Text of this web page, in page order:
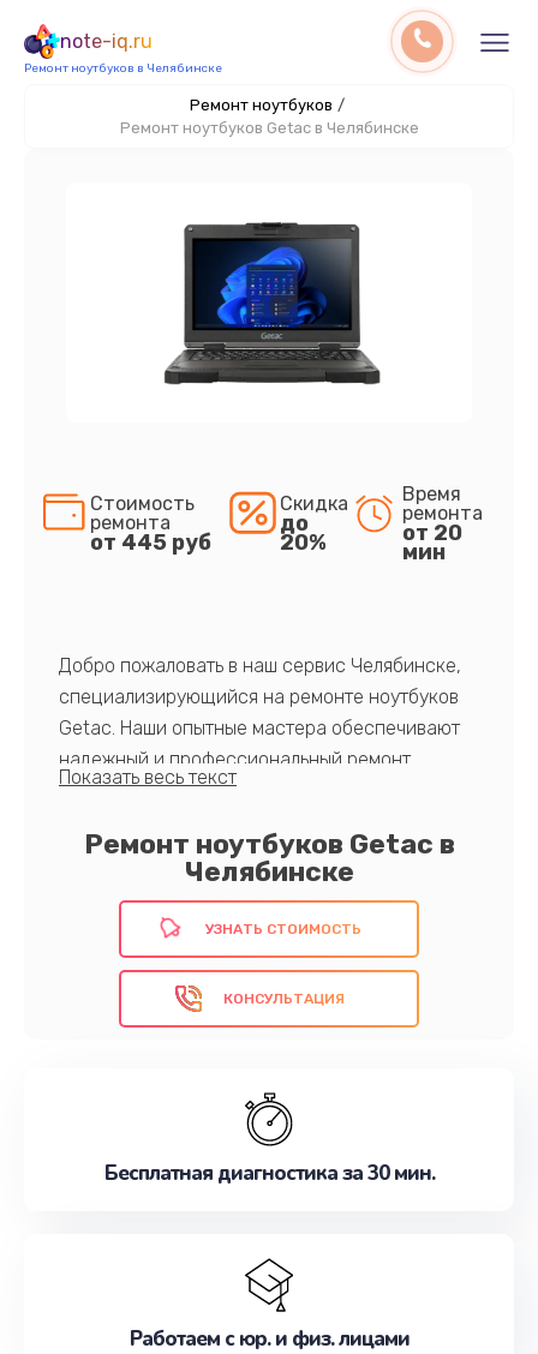
note-iq.ru
Ремонт ноутбуков в Челябинске
Ремонт ноутбуков /
Ремонт ноутбуков Getac в Челябинске
Ремонт ноутбуков Getac в
Челябинске
Стоимость
ремонта
от 445 руб
Скидка
до
20%
Время
ремонта
от 20
мин
Добро пожаловать в наш сервис Челябинске,
специализирующийся на ремонте ноутбуков
Getac. Наши опытные мастера обеспечивают
надежный и профессиональный ремонт.
Каждое устройство, принесенное в ремонт,
чего выполняются необходимые работы с
использованием оригинальных запчастей. Мы
гарантируем быстрое обслуживание и
конкурентные цены.
УЗНАТЬ СТОИМОСТЬ
КОНСУЛЬТАЦИЯ
Бесплатная диагностика за 30 мин.
Работаем с юр. и физ. лицами